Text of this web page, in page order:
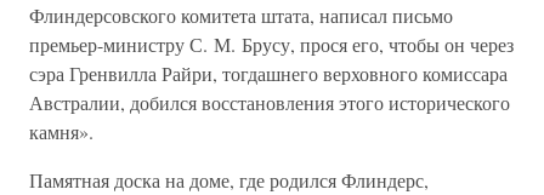
Флиндерсовского комитета штата, написал письмо
премьер-министру С. М. Брусу, прося его, чтобы он через
сэра Гренвилла Райри, тогдашнего верховного комиссара
Австралии, добился восстановления этого исторического
камня».
Памятная доска на доме, где родился Флиндерс,